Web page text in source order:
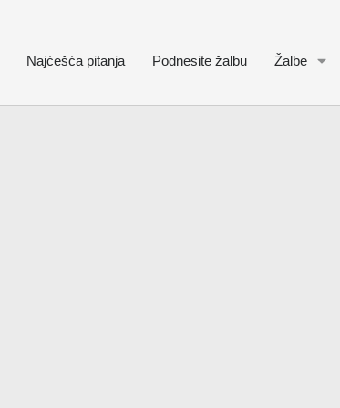
Najćešća pitanja Podnesite žalbu Žalbe